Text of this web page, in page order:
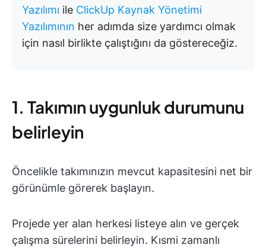
Yazılımı ile ClickUp Kaynak Yönetimi
Yazılımının her adımda size yardımcı olmak
için nasıl birlikte çalıştığını da göstereceğiz.
1. Takımın uygunluk durumunu
belirleyin
Öncelikle takımınızın mevcut kapasitesini net bir
görünümle görerek başlayın.
Projede yer alan herkesi listeye alın ve gerçek
çalışma sürelerini belirleyin. Kısmi zamanlı